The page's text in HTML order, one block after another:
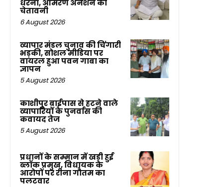
धरना, आमरण अनशन की
चेतावनी
6 August 2026
व्यापार मंडल चुनाव की चिंगारी
भड़की, सोशल मीडिया पर
वायरल हुआ पवन गाबा का
ज्ञापन
5 August 2026
काशीपुर बाईपास से हटने वाले
व्यापारियों के पुनर्वास की
कवायद तेज
5 August 2026
प्रधानों के सम्मान में खड़ी हुई
ब्लॉक प्रमुख, विधायक के
आरोपों पर रीना गौतम का
पलटवार